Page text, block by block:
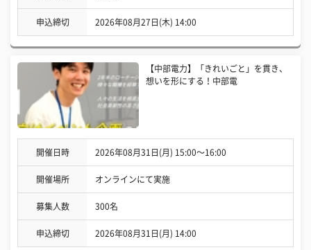
申込締切 2026年08月27日(木) 14:00
【中部電力】「きれいごと」を貫き、
想いを形にする！中部電
開催日時 2026年08月31日(月) 15:00〜16:00
開催場所 オンラインにて実施
募集人数 300名
申込締切 2026年08月31日(月) 14:00